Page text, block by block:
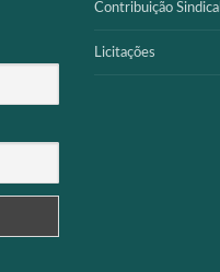
Contribuição Sindical
Licitações